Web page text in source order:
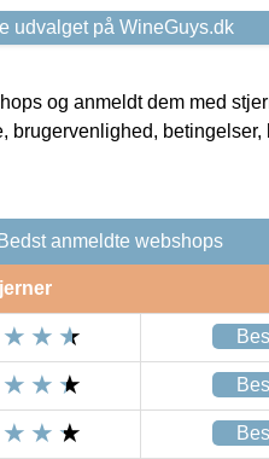
udvalget på WineGuys.dk
og anmeldt dem med
brugervenlighed, betingelser,
Bedst anmeldte webshops